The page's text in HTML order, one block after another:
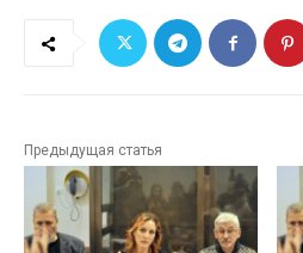
Предыдущая статья